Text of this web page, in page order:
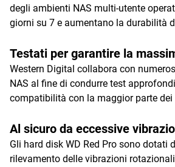
degli ambienti NAS multi-utente
giorni su 7 e aumentano la durabilità
Testati per garantire la
Western Digital collabora con
NAS al fine di condurre test
compatibilità con la maggior parte dei
Al sicuro da eccessive
Gli hard disk WD Red Pro sono dotati
rilevamento delle vibrazioni